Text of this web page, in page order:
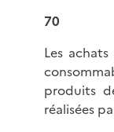
70
Les
produits
réalisées